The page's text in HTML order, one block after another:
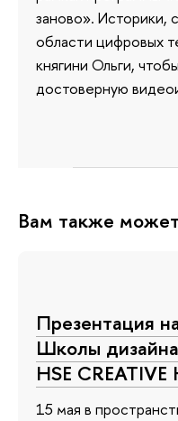
заново». Историки,
области цифровых
княгини Ольги,
достоверную
Вам также
Презентация
Школы
HSE CREATIVE
15 мая в